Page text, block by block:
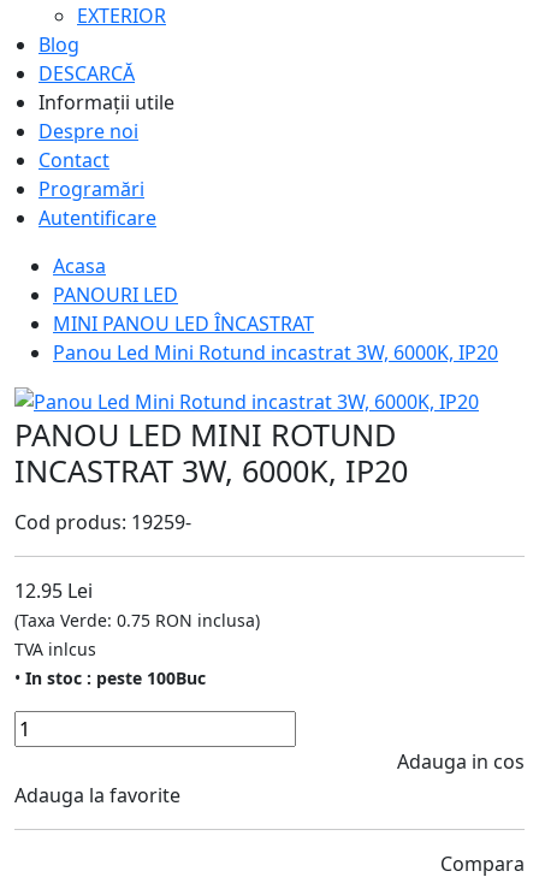
EXTERIOR
Blog
DESCARCĂ
Informații utile
Despre noi
Contact
Programări
Autentificare
Acasa
PANOURI LED
MINI PANOU LED ÎNCASTRAT
Panou Led Mini Rotund incastrat 3W, 6000K, IP20
PANOU LED MINI ROTUND
INCASTRAT 3W, 6000K, IP20
Cod produs: 19259-
12.95 Lei
(Taxa Verde: 0.75 RON inclusa)
TVA inlcus
• In stoc : peste 100Buc
Adauga in cos
Adauga la favorite
Compara